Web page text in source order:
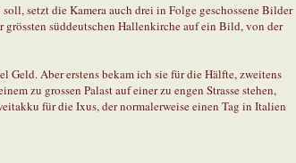
setzt die Kamera auch drei in Folge geschossene Bilder
grössten süddeutschen Hallenkirche auf ein Bild, von der
Geld. Aber erstens bekam ich sie für die Hälfte, zweitens
zu grossen Palast auf einer zu engen Strasse stehen,
für die Ixus, der normalerweise einen Tag in Italien